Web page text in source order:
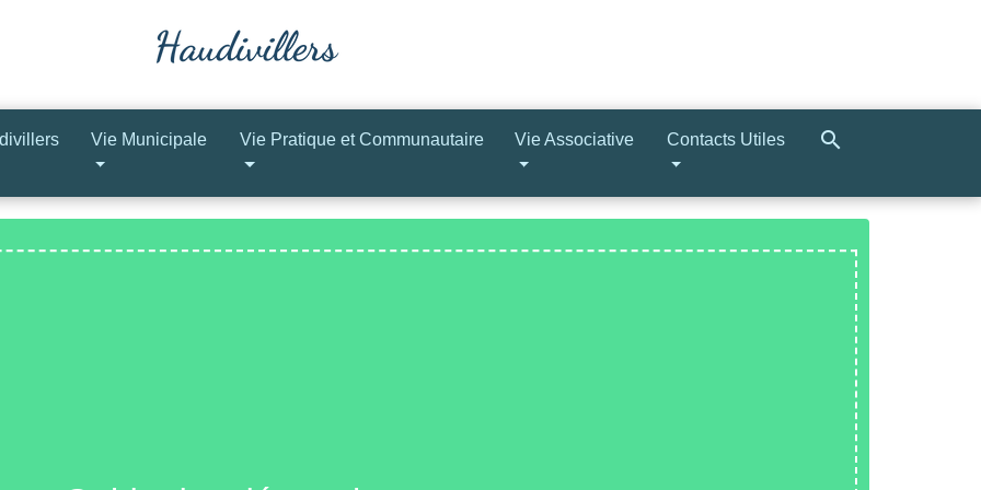
Vie Municipale Vie Pratique et Communautaire Vie Associative Contacts Utiles search